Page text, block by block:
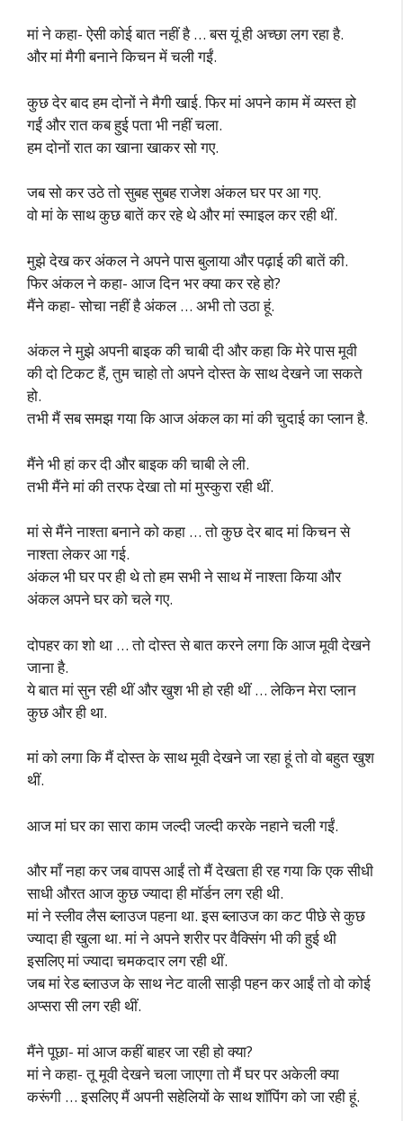
मां ने कहा- ऐसी कोई बात नहीं है … बस यूं ही अच्छा लग रहा है.
और मां मैगी बनाने किचन में चली गईं.
कुछ देर बाद हम दोनों ने मैगी खाई. फिर मां अपने काम में व्यस्त हो
गईं और रात कब हुई पता भी नहीं चला.
हम दोनों रात का खाना खाकर सो गए.
जब सो कर उठे तो सुबह सुबह राजेश अंकल घर पर आ गए.
वो मां के साथ कुछ बातें कर रहे थे और मां स्माइल कर रही थीं.
मुझे देख कर अंकल ने अपने पास बुलाया और पढ़ाई की बातें की.
फिर अंकल ने कहा- आज दिन भर क्या कर रहे हो?
मैंने कहा- सोचा नहीं है अंकल … अभी तो उठा हूं.
अंकल ने मुझे अपनी बाइक की चाबी दी और कहा कि मेरे पास मूवी
की दो टिकट हैं, तुम चाहो तो अपने दोस्त के साथ देखने जा सकते
हो.
तभी मैं सब समझ गया कि आज अंकल का मां की चुदाई का प्लान है.
मैंने भी हां कर दी और बाइक की चाबी ले ली.
तभी मैंने मां की तरफ देखा तो मां मुस्कुरा रही थीं.
मां से मैंने नाश्ता बनाने को कहा … तो कुछ देर बाद मां किचन से
नाश्ता लेकर आ गई.
अंकल भी घर पर ही थे तो हम सभी ने साथ में नाश्ता किया और
अंकल अपने घर को चले गए.
दोपहर का शो था … तो दोस्त से बात करने लगा कि आज मूवी देखने
जाना है.
ये बात मां सुन रही थीं और खुश भी हो रही थीं … लेकिन मेरा प्लान
कुछ और ही था.
मां को लगा कि मैं दोस्त के साथ मूवी देखने जा रहा हूं तो वो बहुत खुश
थीं.
आज मां घर का सारा काम जल्दी जल्दी करके नहाने चली गईं.
और माँ नहा कर जब वापस आईं तो मैं देखता ही रह गया कि एक सीधी
साधी औरत आज कुछ ज्यादा ही मॉर्डन लग रही थी.
मां ने स्लीव लैस ब्लाउज पहना था. इस ब्लाउज का कट पीछे से कुछ
ज्यादा ही खुला था. मां ने अपने शरीर पर वैक्सिंग भी की हुई थी
इसलिए मां ज्यादा चमकदार लग रही थीं.
जब मां रेड ब्लाउज के साथ नेट वाली साड़ी पहन कर आईं तो वो कोई
अप्सरा सी लग रही थीं.
मैंने पूछा- मां आज कहीं बाहर जा रही हो क्या?
मां ने कहा- तू मूवी देखने चला जाएगा तो मैं घर पर अकेली क्या
करूंगी … इसलिए मैं अपनी सहेलियों के साथ शॉपिंग को जा रही हूं.